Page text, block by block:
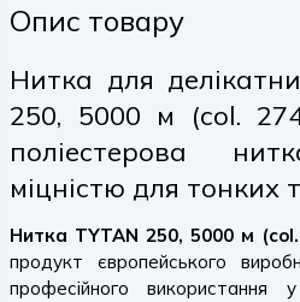
Опис товару
Нитка для
250, 5000 м (col.
поліестерова
міцністю для тонких
Нитка TYTAN 250, 5000 м
продукт європейського
професійного використання